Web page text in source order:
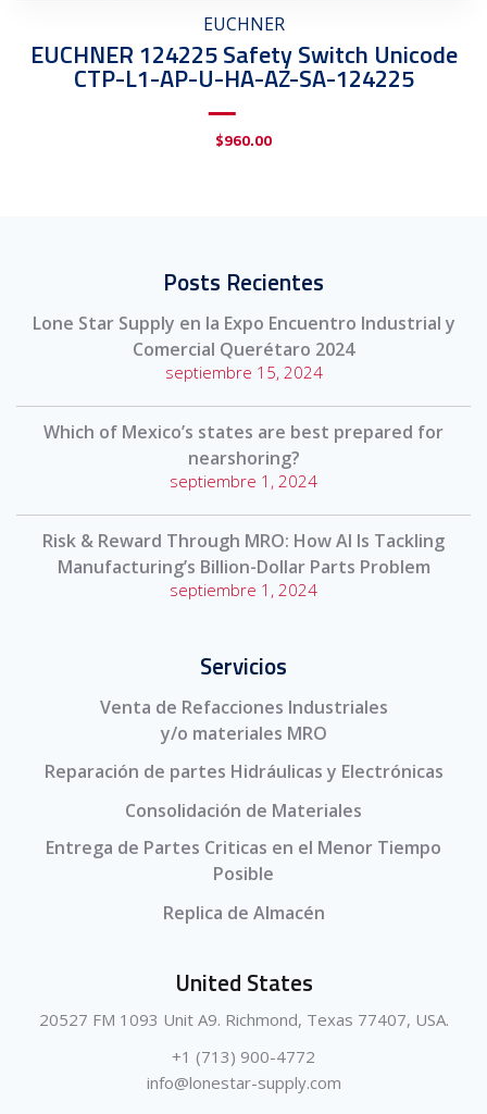
EUCHNER
EUCHNER 124225 Safety Switch Unicode
CTP-L1-AP-U-HA-AZ-SA-124225
$960.00
Posts Recientes
Lone Star Supply en la Expo Encuentro Industrial y
Comercial Querétaro 2024
septiembre 15, 2024
Which of Mexico’s states are best prepared for
nearshoring?
septiembre 1, 2024
Risk & Reward Through MRO: How AI Is Tackling
Manufacturing’s Billion-Dollar Parts Problem
septiembre 1, 2024
Servicios
Venta de Refacciones Industriales
y/o materiales MRO
Reparación de partes Hidráulicas y Electrónicas
Consolidación de Materiales
Entrega de Partes Criticas en el Menor Tiempo
Posible
Replica de Almacén
United States
20527 FM 1093 Unit A9. Richmond, Texas 77407, USA.
+1 (713) 900-4772
info@lonestar-supply.com